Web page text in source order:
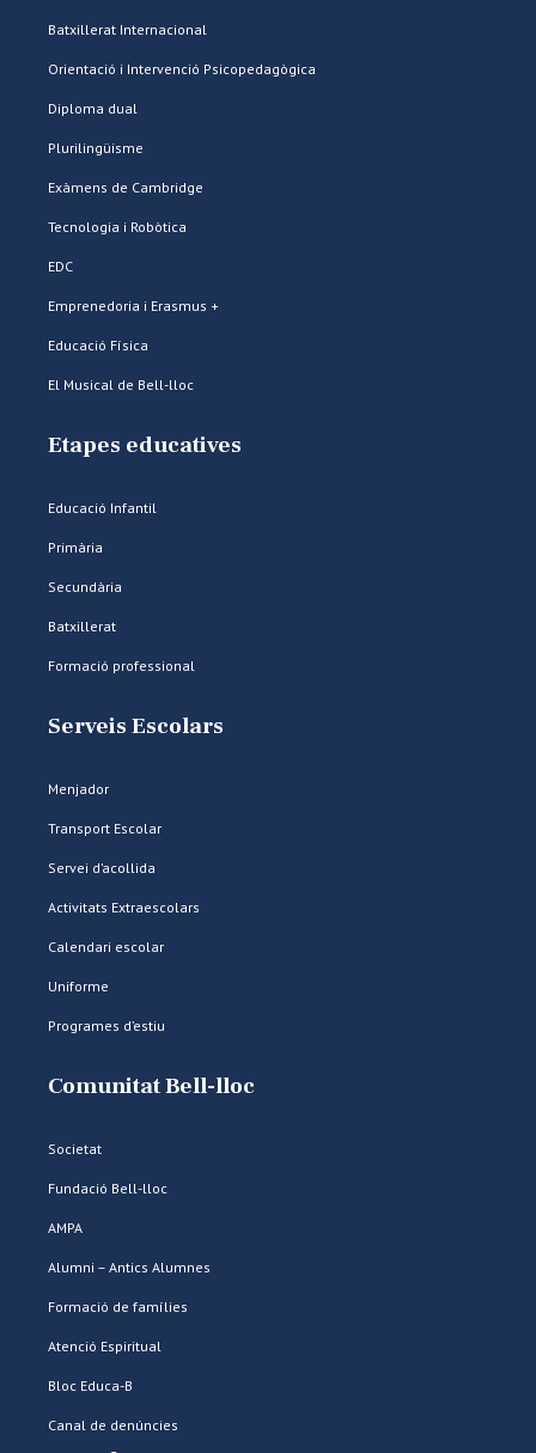
Batxillerat Internacional
Orientació i Intervenció Psicopedagògica
Diploma dual
Plurilingüisme
Exàmens de Cambridge
Tecnologia i Robòtica
EDC
Emprenedoria i Erasmus +
Educació Física
El Musical de Bell-lloc
Etapes educatives
Educació Infantil
Primària
Secundària
Batxillerat
Formació professional
Serveis Escolars
Menjador
Transport Escolar
Servei d’acollida
Activitats Extraescolars
Calendari escolar
Uniforme
Programes d’estiu
Comunitat Bell-lloc
Societat
Fundació Bell-lloc
AMPA
Alumni – Antics Alumnes
Formació de famílies
Atenció Espiritual
Bloc Educa-B
Canal de denúncies